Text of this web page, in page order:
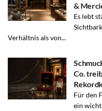
&
Es lebt
Verhältnis als von...
Co.
Für den
ein